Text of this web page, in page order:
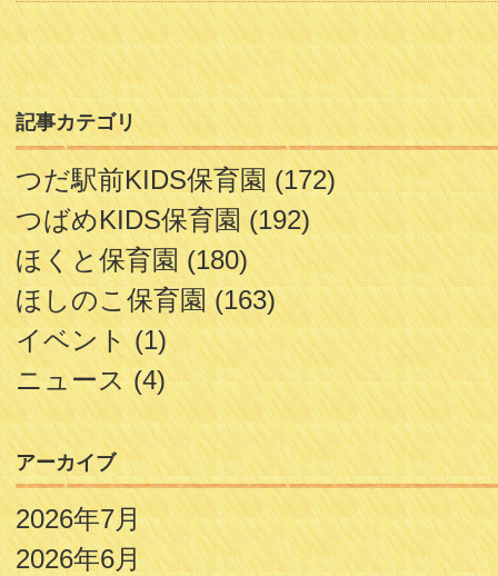
記事カテゴリ
つだ駅前KIDS保育園(172)
つばめKIDS保育園(192)
ほくと保育園(180)
ほしのこ保育園(163)
イベント(1)
ニュース(4)
アーカイブ
2026年7月
2026年6月